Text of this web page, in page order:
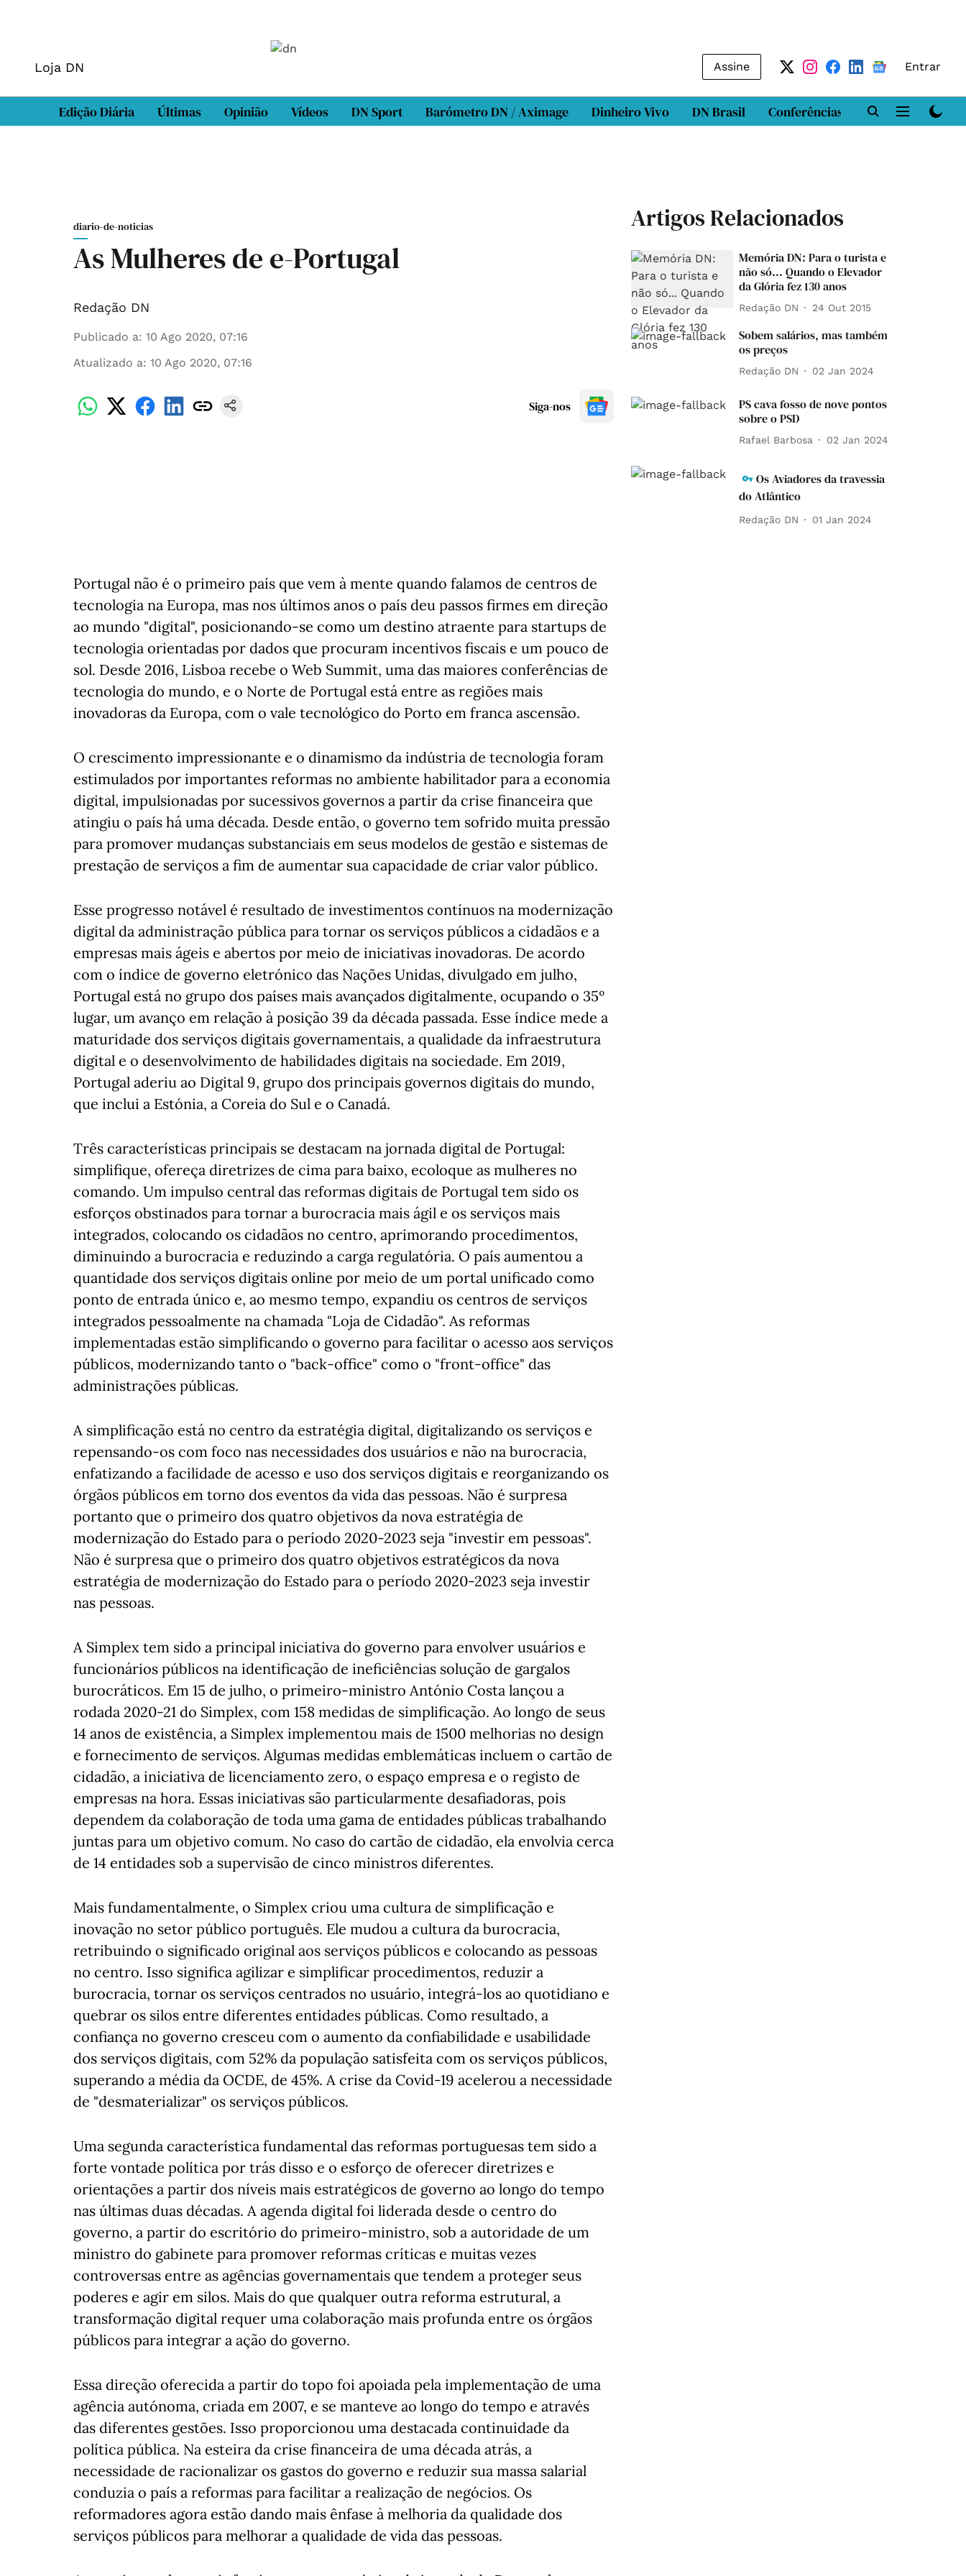
Loja DN Assine Entrar
Edição Diária Últimas Opinião Vídeos DN Sport Barómetro DN / Aximage Dinheiro Vivo DN Brasil Conferências DN LAB
diario-de-noticias
As Mulheres de e-Portugal
Redação DN
Publicado a: 10 Ago 2020, 07:16
Atualizado a: 10 Ago 2020, 07:16
Siga-nos
Portugal não é o primeiro país que vem à mente quando falamos de centros de
tecnologia na Europa, mas nos últimos anos o país deu passos firmes em direção
ao mundo "digital", posicionando-se como um destino atraente para startups de
tecnologia orientadas por dados que procuram incentivos fiscais e um pouco de
sol. Desde 2016, Lisboa recebe o Web Summit, uma das maiores conferências de
tecnologia do mundo, e o Norte de Portugal está entre as regiões mais
inovadoras da Europa, com o vale tecnológico do Porto em franca ascensão.
O crescimento impressionante e o dinamismo da indústria de tecnologia foram
estimulados por importantes reformas no ambiente habilitador para a economia
digital, impulsionadas por sucessivos governos a partir da crise financeira que
atingiu o país há uma década. Desde então, o governo tem sofrido muita pressão
para promover mudanças substanciais em seus modelos de gestão e sistemas de
prestação de serviços a fim de aumentar sua capacidade de criar valor público.
Esse progresso notável é resultado de investimentos contínuos na modernização
digital da administração pública para tornar os serviços públicos a cidadãos e a
empresas mais ágeis e abertos por meio de iniciativas inovadoras. De acordo
com o índice de governo eletrónico das Nações Unidas, divulgado em julho,
Portugal está no grupo dos países mais avançados digitalmente, ocupando o 35º
lugar, um avanço em relação à posição 39 da década passada. Esse índice mede a
maturidade dos serviços digitais governamentais, a qualidade da infraestrutura
digital e o desenvolvimento de habilidades digitais na sociedade. Em 2019,
Portugal aderiu ao Digital 9, grupo dos principais governos digitais do mundo,
que inclui a Estónia, a Coreia do Sul e o Canadá.
Três características principais se destacam na jornada digital de Portugal:
simplifique, ofereça diretrizes de cima para baixo, ecoloque as mulheres no
comando. Um impulso central das reformas digitais de Portugal tem sido os
esforços obstinados para tornar a burocracia mais ágil e os serviços mais
integrados, colocando os cidadãos no centro, aprimorando procedimentos,
diminuindo a burocracia e reduzindo a carga regulatória. O país aumentou a
quantidade dos serviços digitais online por meio de um portal unificado como
ponto de entrada único e, ao mesmo tempo, expandiu os centros de serviços
integrados pessoalmente na chamada "Loja de Cidadão". As reformas
implementadas estão simplificando o governo para facilitar o acesso aos serviços
públicos, modernizando tanto o "back-office" como o "front-office" das
administrações públicas.
A simplificação está no centro da estratégia digital, digitalizando os serviços e
repensando-os com foco nas necessidades dos usuários e não na burocracia,
enfatizando a facilidade de acesso e uso dos serviços digitais e reorganizando os
órgãos públicos em torno dos eventos da vida das pessoas. Não é surpresa
portanto que o primeiro dos quatro objetivos da nova estratégia de
modernização do Estado para o período 2020-2023 seja "investir em pessoas".
Não é surpresa que o primeiro dos quatro objetivos estratégicos da nova
estratégia de modernização do Estado para o período 2020-2023 seja investir
nas pessoas.
A Simplex tem sido a principal iniciativa do governo para envolver usuários e
funcionários públicos na identificação de ineficiências solução de gargalos
burocráticos. Em 15 de julho, o primeiro-ministro António Costa lançou a
rodada 2020-21 do Simplex, com 158 medidas de simplificação. Ao longo de seus
14 anos de existência, a Simplex implementou mais de 1500 melhorias no design
e fornecimento de serviços. Algumas medidas emblemáticas incluem o cartão de
cidadão, a iniciativa de licenciamento zero, o espaço empresa e o registo de
empresas na hora. Essas iniciativas são particularmente desafiadoras, pois
dependem da colaboração de toda uma gama de entidades públicas trabalhando
juntas para um objetivo comum. No caso do cartão de cidadão, ela envolvia cerca
de 14 entidades sob a supervisão de cinco ministros diferentes.
Mais fundamentalmente, o Simplex criou uma cultura de simplificação e
inovação no setor público português. Ele mudou a cultura da burocracia,
retribuindo o significado original aos serviços públicos e colocando as pessoas
no centro. Isso significa agilizar e simplificar procedimentos, reduzir a
burocracia, tornar os serviços centrados no usuário, integrá-los ao quotidiano e
quebrar os silos entre diferentes entidades públicas. Como resultado, a
confiança no governo cresceu com o aumento da confiabilidade e usabilidade
dos serviços digitais, com 52% da população satisfeita com os serviços públicos,
superando a média da OCDE, de 45%. A crise da Covid-19 acelerou a necessidade
de "desmaterializar" os serviços públicos.
Uma segunda característica fundamental das reformas portuguesas tem sido a
forte vontade política por trás disso e o esforço de oferecer diretrizes e
orientações a partir dos níveis mais estratégicos de governo ao longo do tempo
nas últimas duas décadas. A agenda digital foi liderada desde o centro do
governo, a partir do escritório do primeiro-ministro, sob a autoridade de um
ministro do gabinete para promover reformas críticas e muitas vezes
controversas entre as agências governamentais que tendem a proteger seus
poderes e agir em silos. Mais do que qualquer outra reforma estrutural, a
transformação digital requer uma colaboração mais profunda entre os órgãos
públicos para integrar a ação do governo.
Essa direção oferecida a partir do topo foi apoiada pela implementação de uma
agência autónoma, criada em 2007, e se manteve ao longo do tempo e através
das diferentes gestões. Isso proporcionou uma destacada continuidade da
política pública. Na esteira da crise financeira de uma década atrás, a
necessidade de racionalizar os gastos do governo e reduzir sua massa salarial
conduzia o país a reformas para facilitar a realização de negócios. Os
reformadores agora estão dando mais ênfase à melhoria da qualidade dos
serviços públicos para melhorar a qualidade de vida das pessoas.
Artigos Relacionados
Memória DN: Para o turista e
não só... Quando o Elevador
da Glória fez 130 anos
Redação DN 24 Out 2015
Sobem salários, mas também
os preços
Redação DN 02 Jan 2024
PS cava fosso de nove pontos
sobre o PSD
Rafael Barbosa 02 Jan 2024
Os Aviadores da travessia
do Atlântico
Redação DN 01 Jan 2024